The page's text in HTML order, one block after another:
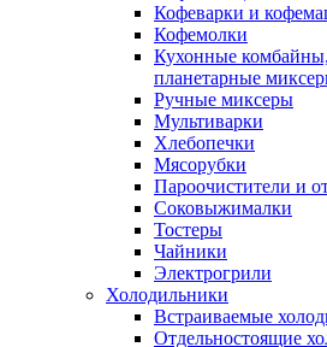
Кофеварки и
Кофемолки
Кухонные
планетарные
Ручные миксеры
Мультиварки
Хлебопечки
Мясорубки
Пароочистители и
Соковыжималки
Тостеры
Чайники
Электрогрили
Холодильники
Встраиваемые
Отдельностоящие